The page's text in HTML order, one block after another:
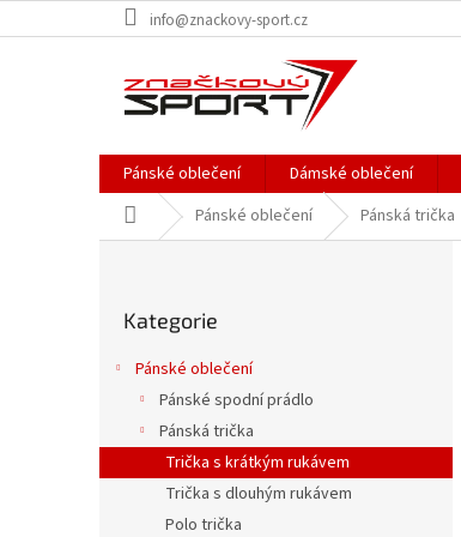
na
info@znackovy-sport.cz
Pánské oblečení Dámské oblečení
Domů Pánské oblečení Pánská trička
kategorie
Kategorie
Pánské oblečení
Pánské spodní prádlo
Pánská trička
Trička s krátkým rukávem
Trička s dlouhým rukávem
Polo trička